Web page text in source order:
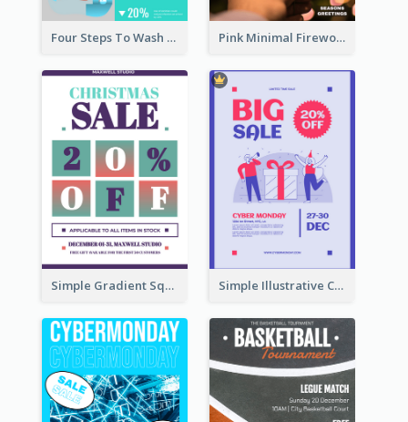
Four Steps To Wash Hands Infographic Poster Pink Minimal Firework Christmas Sale Poster
Simple Gradient Square Poster With Bold Text Design Simple Illustrative Cyber Monday Sales Poster Design